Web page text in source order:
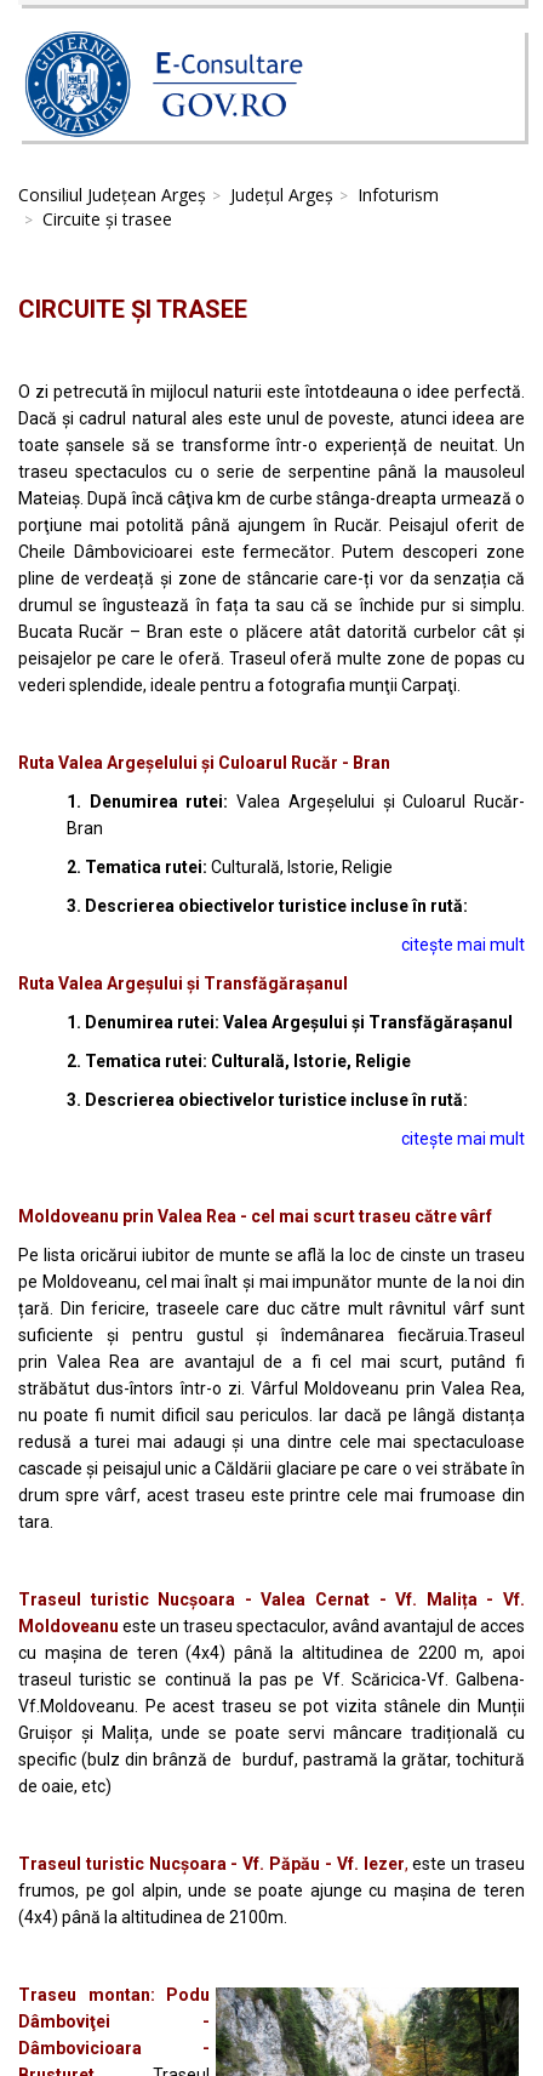
Consiliul Județean Argeș Județul Argeș
Infoturism
Circuite și trasee
CIRCUITE ȘI TRASEE
O zi petrecută în mijlocul naturii este întotdeauna o idee perfectă.
Dacă și cadrul natural ales este unul de poveste, atunci ideea are
toate șansele să se transforme într-o experiență de neuitat. Un
traseu spectaculos cu o serie de serpentine până la mausoleul
Mateiaș. După încă câţiva km de curbe stânga-dreapta urmează o
porţiune mai potolită până ajungem în Rucăr. Peisajul oferit de
Cheile Dâmbovicioarei este fermecător. Putem descoperi zone
pline de verdeață și zone de stâncarie care-ți vor da senzația că
drumul se îngustează în fața ta sau că se închide pur si simplu.
Bucata Rucăr – Bran este o plăcere atât datorită curbelor cât şi
peisajelor pe care le oferă. Traseul oferă multe zone de popas cu
vederi splendide, ideale pentru a fotografia munţii Carpaţi.
Ruta Valea Argeșelului și Culoarul Rucăr - Bran
1. Denumirea rutei: Valea Argeșelului și Culoarul Rucăr-
Bran
2. Tematica rutei: Culturală, Istorie, Religie
3. Descrierea obiectivelor turistice incluse în rută:
citește mai mult
Ruta Valea Argeșului și Transfăgărașanul
1. Denumirea rutei: Valea Argeșului și Transfăgărașanul
2. Tematica rutei: Culturală, Istorie, Religie
3. Descrierea obiectivelor turistice incluse în rută:
citește mai mult
Moldoveanu prin Valea Rea - cel mai scurt traseu către vârf
Pe lista oricărui iubitor de munte se află la loc de cinste un traseu
pe Moldoveanu, cel mai înalt și mai impunător munte de la noi din
țară. Din fericire, traseele care duc către mult râvnitul vârf sunt
suficiente și pentru gustul și îndemânarea fiecăruia.Traseul
prin Valea Rea are avantajul de a fi cel mai scurt, putând fi
străbătut dus-întors într-o zi. Vârful Moldoveanu prin Valea Rea,
nu poate fi numit dificil sau periculos. Iar dacă pe lângă distanța
redusă a turei mai adaugi și una dintre cele mai spectaculoase
cascade și peisajul unic a Căldării glaciare pe care o vei străbate în
drum spre vârf, acest traseu este printre cele mai frumoase din
tara.
Traseul turistic Nucșoara - Valea Cernat - Vf. Malița - Vf.
Moldoveanu este un traseu spectaculor, având avantajul de acces
cu mașina de teren (4x4) până la altitudinea de 2200 m, apoi
traseul turistic se continuă la pas pe Vf. Scăricica-Vf. Galbena-
Vf.Moldoveanu. Pe acest traseu se pot vizita stânele din Munții
Gruișor și Malița, unde se poate servi mâncare tradițională cu
specific (bulz din brânză de burduf, pastramă la grătar, tochitură
de oaie, etc)
Traseul turistic Nucșoara - Vf. Păpău - Vf. Iezer, este un traseu
frumos, pe gol alpin, unde se poate ajunge cu mașina de teren
(4x4) până la altitudinea de 2100m.
Traseu montan: Podu
Dâmboviţei -
Dâmbovicioara -